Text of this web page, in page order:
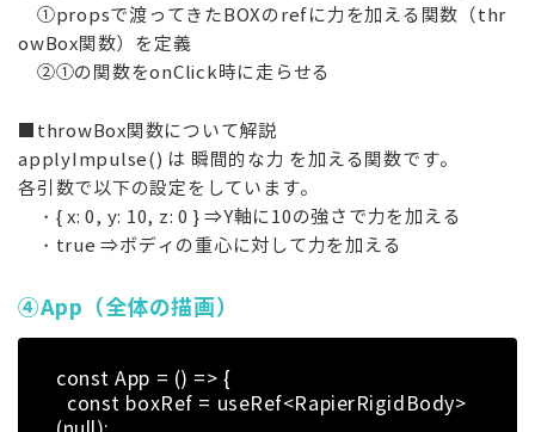
①propsで渡ってきたBOXのrefに力を加える関数（thr
owBox関数）を定義
②①の関数をonClick時に走らせる
■throwBox関数について解説
applyImpulse() は 瞬間的な力 を加える関数です。
各引数で以下の設定をしています。
・{ x: 0, y: 10, z: 0 } ⇒Y軸に10の強さで力を加える
・true ⇒ボディの重心に対して力を加える
④App（全体の描画）
const App = () => {
const boxRef = useRef<RapierRigidBody>